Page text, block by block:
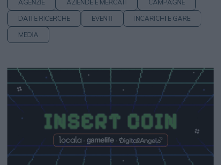
AGENZIE AZIENDE E MERCATI CAMPAGNE
DATI E RICERCHE EVENTI INCARICHI E GARE
MEDIA